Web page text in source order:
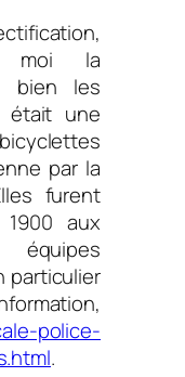
moi la
bien les
était une
par la
furent
aux
particulier
police-
.